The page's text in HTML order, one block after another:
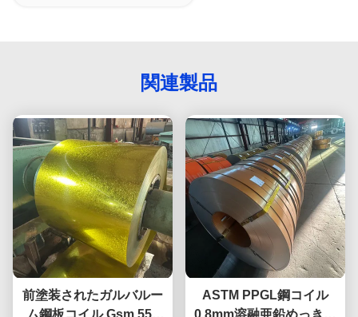
関連製品
前塗装されたガルバルー
ム鋼板コイル Gsm 550
ASTM PPGL鋼コイル
0.8mm溶融亜鉛めっき塗